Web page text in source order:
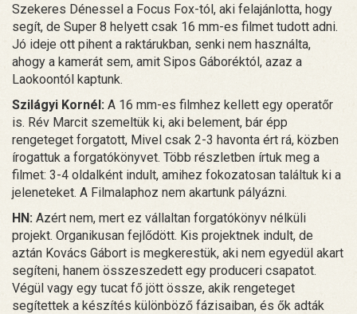
Szekeres Dénessel a Focus Fox-tól, aki felajánlotta, hogy
segít, de Super 8 helyett csak 16 mm-es filmet tudott adni.
Jó ideje ott pihent a raktárukban, senki nem használta,
ahogy a kamerát sem, amit Sipos Gáboréktól, azaz a
Laokoontól kaptunk.
Szilágyi Kornél: A 16 mm-es filmhez kellett egy operatőr
is. Rév Marcit szemeltük ki, aki belement, bár épp
rengeteget forgatott, Mivel csak 2-3 havonta ért rá, közben
írogattuk a forgatókönyvet. Több részletben írtuk meg a
filmet: 3-4 oldalként indult, amihez fokozatosan találtuk ki a
jeleneteket. A Filmalaphoz nem akartunk pályázni.
HN: Azért nem, mert ez vállaltan forgatókönyv nélküli
projekt. Organikusan fejlődött. Kis projektnek indult, de
aztán Kovács Gábort is megkerestük, aki nem egyedül akart
segíteni, hanem összeszedett egy produceri csapatot.
Végül vagy egy tucat fő jött össze, akik rengeteget
segítettek a készítés különböző fázisaiban, és ők adták